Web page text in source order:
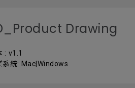
Drawing
: v1.1
系統: Mac|Windows